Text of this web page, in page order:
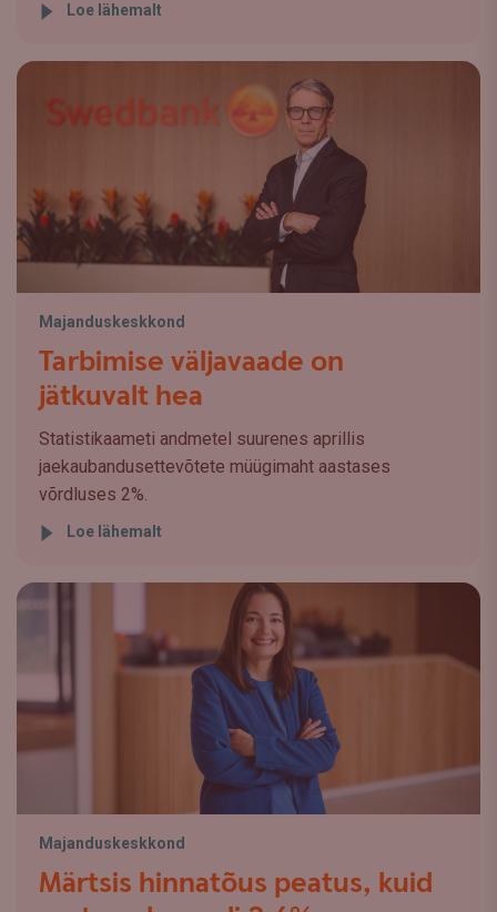
Loe lähemalt
Majanduskeskkond
Tarbimise väljavaade on
jätkuvalt hea
Statistikaameti andmetel suurenes aprillis
jaekaubandusettevõtete müügimaht aastases
võrdluses 2%.
Loe lähemalt
Majanduskeskkond
Märtsis hinnatõus peatus, kuid